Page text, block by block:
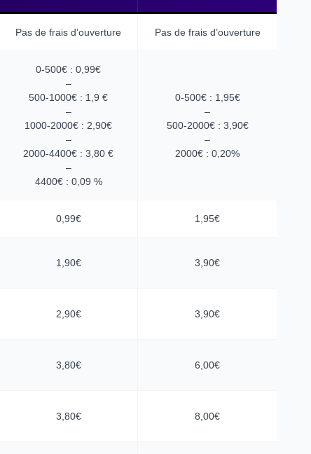
Pas de frais d’ouverture Pas de frais d’ouverture
0-500€ : 0,99€
–
500-1000€ : 1,9 €
–
1000-2000€ : 2,90€
–
2000-4400€ : 3,80 €
–
4400€ : 0,09 %
0-500€ : 1,95€
–
500-2000€ : 3,90€
–
2000€ : 0,20%
0,99€ 1,95€
1,90€ 3,90€
2,90€ 3,90€
3,80€ 6,00€
3,80€ 8,00€